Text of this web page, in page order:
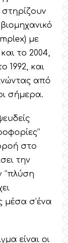
με
το 2004,
1992, και
από
σήμερα.
στο
την
μέσα σ’ένα
είναι οι